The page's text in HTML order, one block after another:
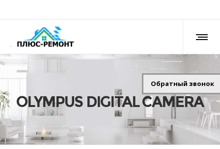
OLYMPUS DIGITAL CAMERA
Обратный звонок